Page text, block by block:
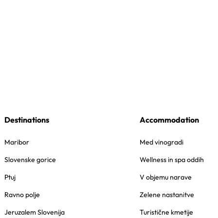
Destinations
Maribor
Slovenske gorice
Ptuj
Ravno polje
Jeruzalem Slovenija
Accommodation
Med vinogradi
Wellness in spa oddih
V objemu narave
Zelene nastanitve
Turistične kmetije